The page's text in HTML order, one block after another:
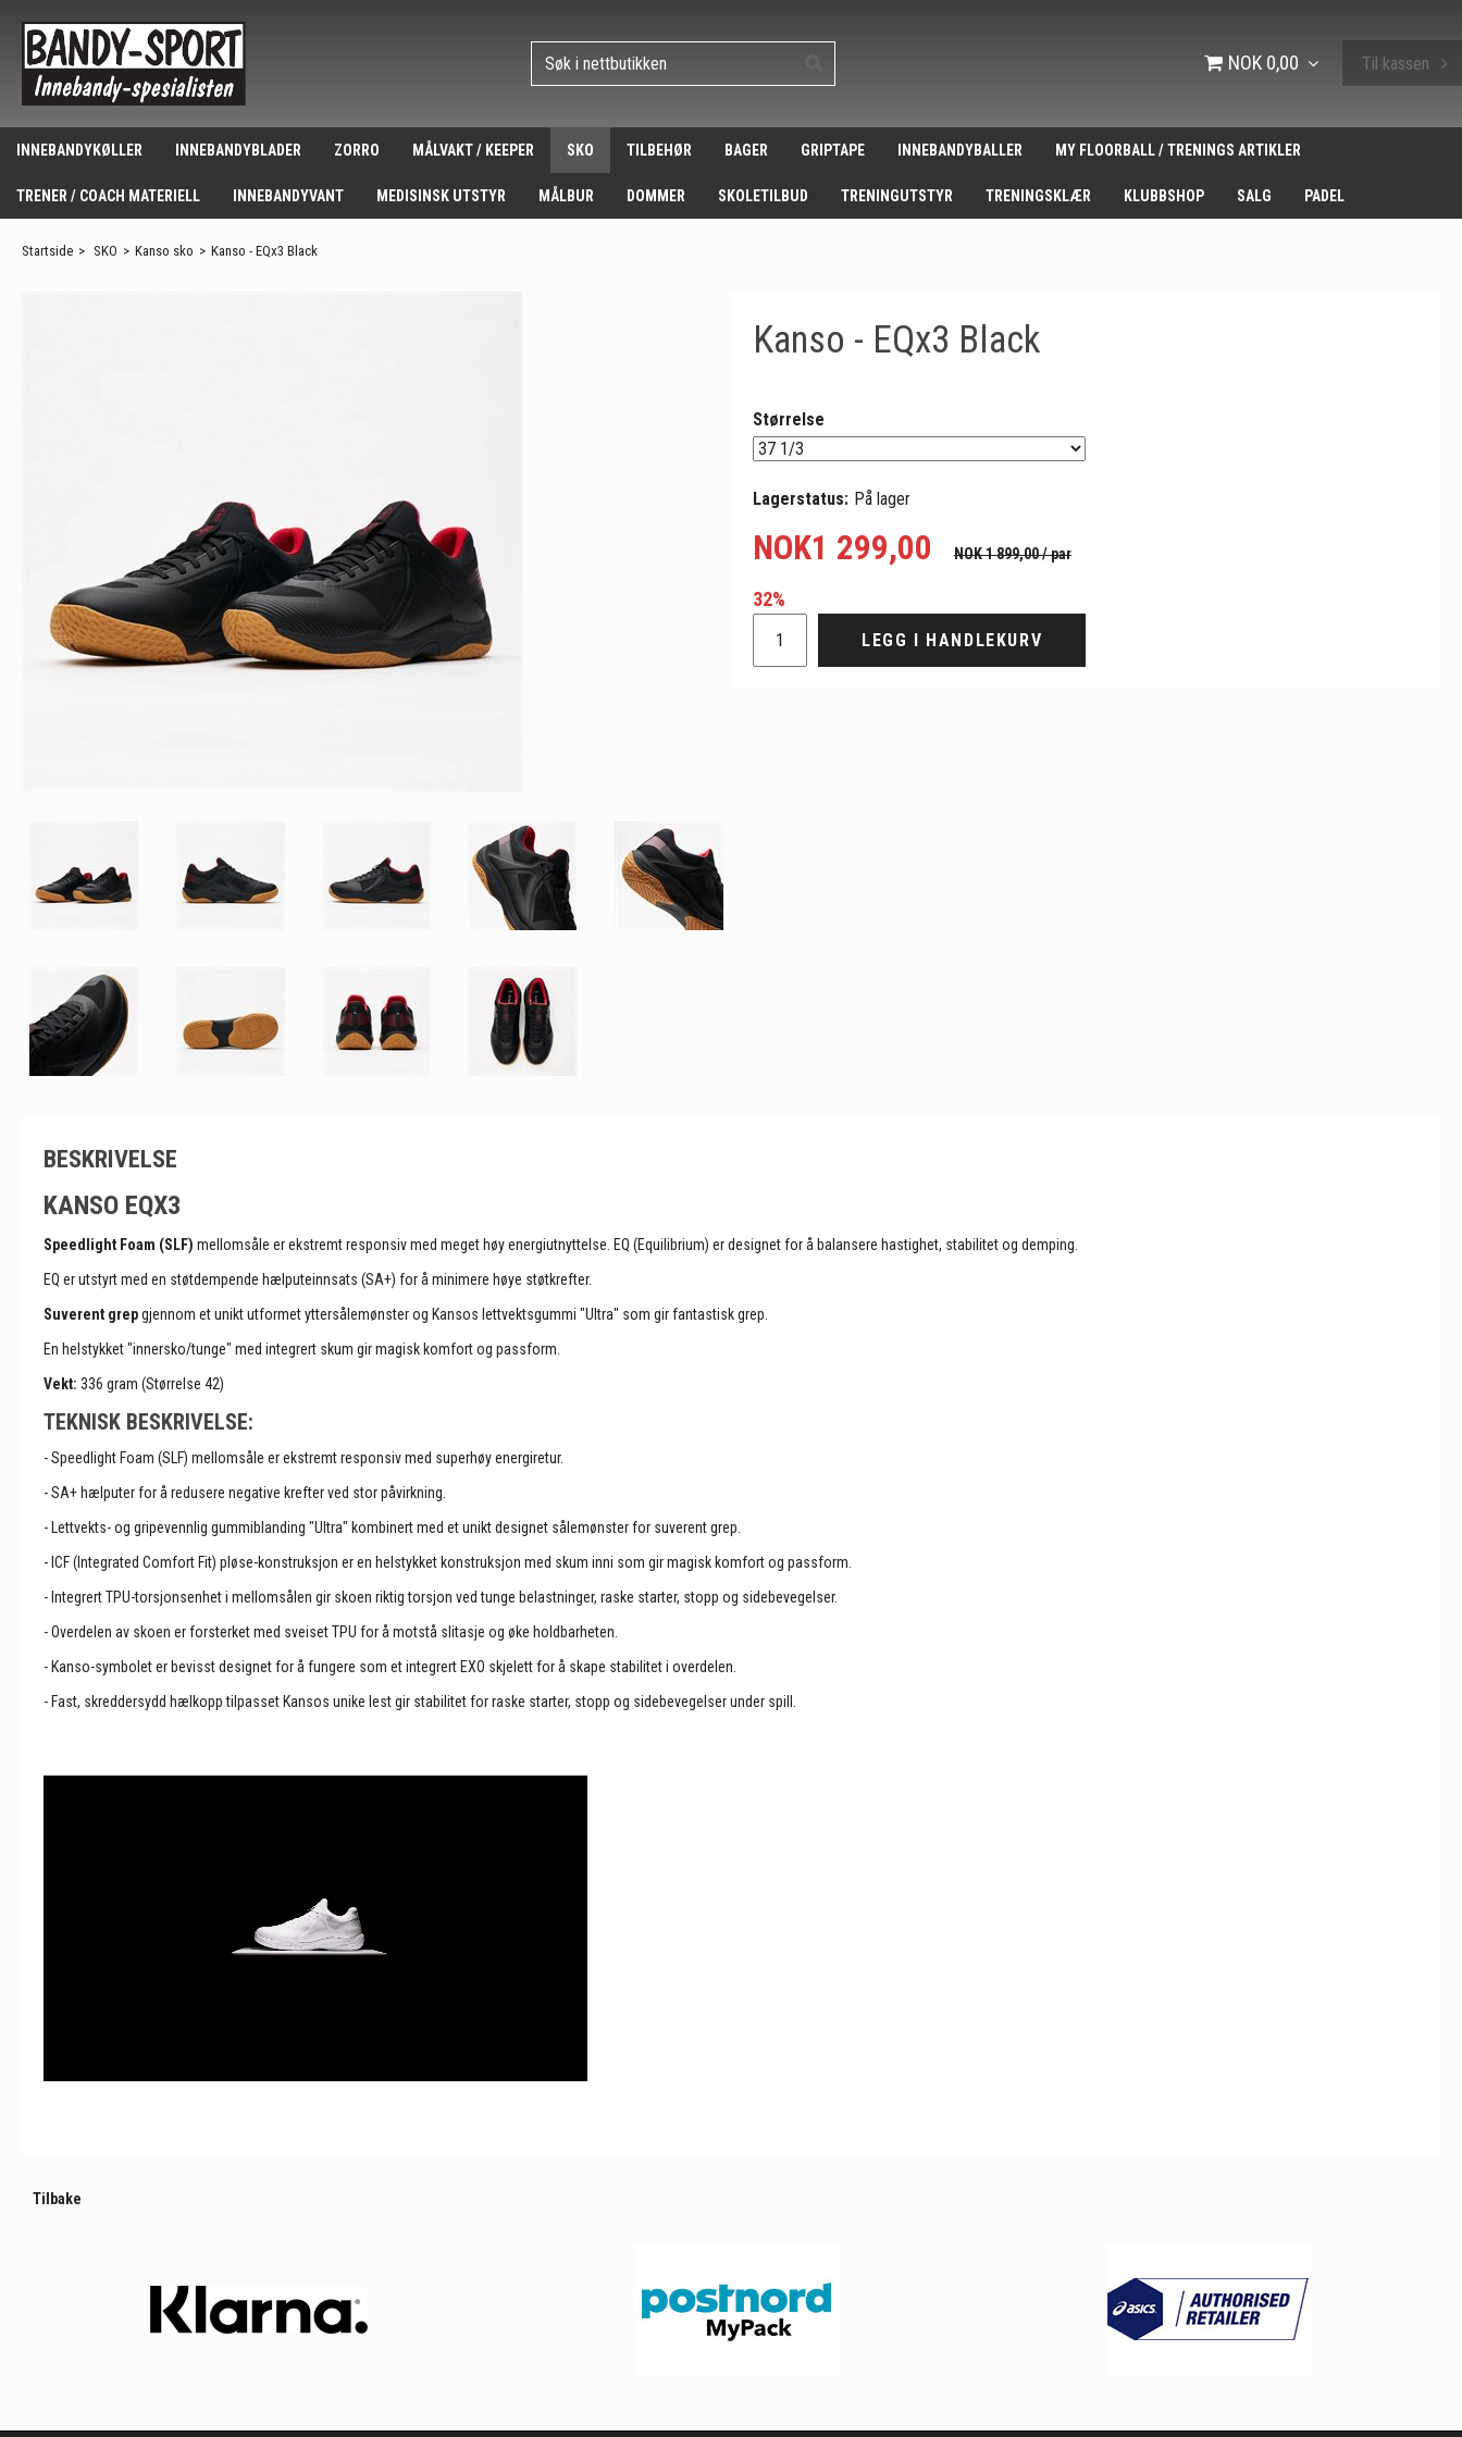
NOK 0,00 Til kassen
INNEBANDYKØLLER INNEBANDYBLADER ZORRO MÅLVAKT / KEEPER SKO TILBEHØR BAGER GRIPTAPE INNEBANDYBALLER MY FLOORBALL / TRENINGS ARTIKLER
TRENER / COACH MATERIELL INNEBANDYVANT MEDISINSK UTSTYR MÅLBUR DOMMER SKOLETILBUD TRENINGUTSTYR TRENINGSKLÆR KLUBBSHOP SALG PADEL
Startside > SKO > Kanso sko > Kanso - EQx3 Black
Kanso - EQx3 Black
Størrelse
Lagerstatus: På lager
NOK1 299,00 NOK 1 899,00/ par
32%
LEGG I HANDLEKURV
BESKRIVELSE
KANSO EQX3
Speedlight Foam (SLF) mellomsåle er ekstremt responsiv med meget høy energiutnyttelse. EQ (Equilibrium) er designet for å balansere hastighet, stabilitet og demping.
EQ er utstyrt med en støtdempende hælputeinnsats (SA+) for å minimere høye støtkrefter.
Suverent grepgjennom et unikt utformet yttersålemønster og Kansos lettvektsgummi "Ultra" som gir fantastisk grep.
En helstykket "innersko/tunge" med integrert skum gir magisk komfort og passform.
Vekt: 336 gram (Størrelse 42)
TEKNISK BESKRIVELSE:
- Speedlight Foam (SLF) mellomsåle er ekstremt responsiv med superhøy energiretur.
- SA+ hælputer for å redusere negative krefter ved stor påvirkning.
- Lettvekts- og gripevennlig gummiblanding "Ultra" kombinert med et unikt designet sålemønster for suverent grep.
- ICF (Integrated Comfort Fit) pløse-konstruksjon er en helstykket konstruksjon med skum inni som gir magisk komfort og passform.
- Integrert TPU-torsjonsenhet i mellomsålen gir skoen riktig torsjon ved tunge belastninger, raske starter, stopp og sidebevegelser.
- Overdelen av skoen er forsterket med sveiset TPU for å motstå slitasje og øke holdbarheten.
- Kanso-symbolet er bevisst designet for å fungere som et integrert EXO skjelett for å skape stabilitet i overdelen.
- Fast, skreddersydd hælkopp tilpasset Kansos unike lest gir stabilitet for raske starter, stopp og sidebevegelser under spill.
Tilbake